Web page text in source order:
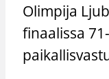
Olimpija
finaalissa